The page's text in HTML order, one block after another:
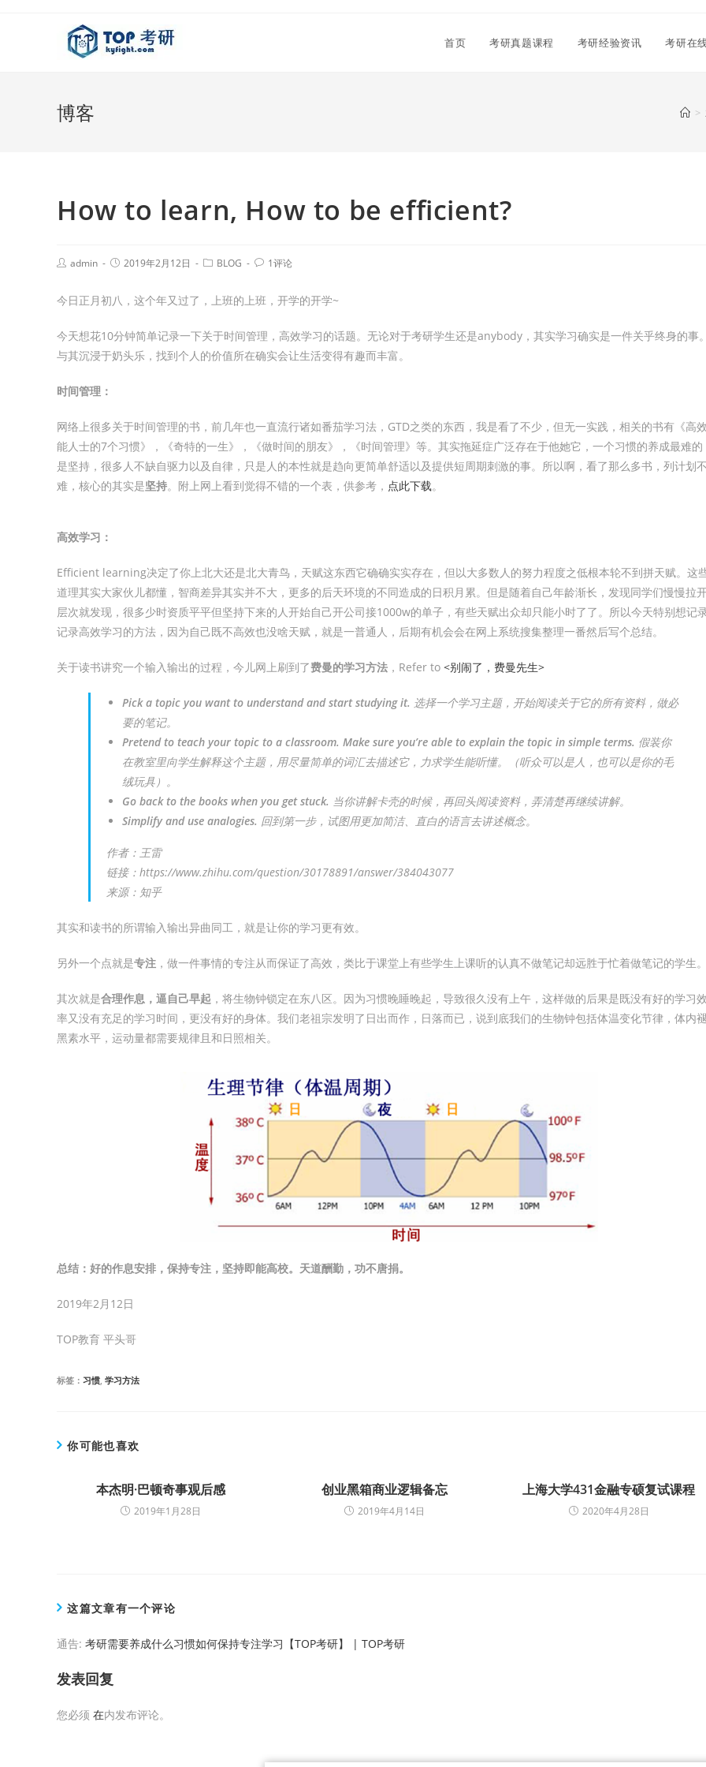
首页 考研真题课程 考研经验资讯 考研在
博客 >
How to learn, How to be efficient?
admin 2019年2月12日 BLOG 1评论
今日正月初八，这个年又过了，上班的上班，开学的开学~
今天想花10分钟简单记录一下关于时间管理，高效学习的话题。无论对于考研学生还是anybody，其实学习确实是一件关乎终身的事。
与其沉浸于奶头乐，找到个人的价值所在确实会让生活变得有趣而丰富。
时间管理：
网络上很多关于时间管理的书，前几年也一直流行诸如番茄学习法，GTD之类的东西，我是看了不少，但无一实践，相关的书有《高效
能人士的7个习惯》，《奇特的一生》，《做时间的朋友》，《时间管理》等。其实拖延症广泛存在于他她它，一个习惯的养成最难的
是坚持，很多人不缺自驱力以及自律，只是人的本性就是趋向更简单舒适以及提供短周期刺激的事。所以啊，看了那么多书，列计划不
难，核心的其实是坚持。附上网上看到觉得不错的一个表，供参考， 点此下载。
高效学习：
Efficient learning决定了你上北大还是北大青鸟，天赋这东西它确确实实存在，但以大多数人的努力程度之低根本轮不到拼天赋。这
道理其实大家伙儿都懂，智商差异其实并不大，更多的后天环境的不同造成的日积月累。但是随着自己年龄渐长，发现同学们慢慢拉
层次就发现，很多少时资质平平但坚持下来的人开始自己开公司接1000w的单子，有些天赋出众却只能小时了了。所以今天特别想记
记录高效学习的方法，因为自己既不高效也没啥天赋，就是一普通人，后期有机会会在网上系统搜集整理一番然后写个总结。
关于读书讲究一个输入输出的过程，今儿网上刷到了费曼的学习方法 ，Refer to <别闹了，费曼先生>
Pick a topic you want to understand and start studying it. 选择一个学习主题，开始阅读关于它的所有资料，做必
要的笔记。
Pretend to teach your topic to a classroom. Make sure you’re able to explain the topic in simple terms. 假装你
在教室里向学生解释这个主题，用尽量简单的词汇去描述它，力求学生能听懂。（听众可以是人，也可以是你的毛
绒玩具）。
Go back to the books when you get stuck. 当你讲解卡壳的时候，再回头阅读资料，弄清楚再继续讲解。
Simplify and use analogies. 回到第一步，试图用更加简洁、直白的语言去讲述概念。
作者：王雷
链接：https://www.zhihu.com/question/30178891/answer/384043077
来源：知乎
其实和读书的所谓输入输出异曲同工，就是让你的学习更有效。
另外一个点就是专注 ，做一件事情的专注从而保证了高效，类比于课堂上有些学生上课听的认真不做笔记却远胜于忙着做笔记的学生。
其次就是合理作息，逼自己早起 ，将生物钟锁定在东八区。因为习惯晚睡晚起，导致很久没有上午，这样做的后果是既没有好的学习效
率又没有充足的学习时间，更没有好的身体。我们老祖宗发明了日出而作，日落而已，说到底我们的生物钟包括体温变化节律，体内褪
黑素水平，运动量都需要规律且和日照相关。
总结：好的作息安排，保持专注，坚持即能高校。天道酬勤，功不唐捐。
2019年2月12日
TOP教育 平头哥
标签： 习惯, 学习方法
你可能也喜欢
本杰明·巴顿奇事观后感
2019年1月28日
创业黑箱商业逻辑备忘
2019年4月14日
上海大学431金融专硕复试课程
2020年4月28日
这篇文章有一个评论
通告: 考研需要养成什么习惯如何保持专注学习【TOP考研】 | TOP考研
发表回复
您必须 在内发布评论。